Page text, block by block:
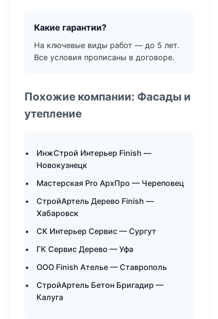
Какие гарантии?
На ключевые виды работ — до 5 лет.
Все условия прописаны в договоре.
Похожие компании: Фасады и
утепление
ИнжСтрой Интерьер Finish —
Новокузнецк
Мастерская Pro АрхПро — Череповец
СтройАртель Дерево Finish —
Хабаровск
СК Интерьер Сервис — Сургут
ГК Сервис Дерево — Уфа
ООО Finish Ателье — Ставрополь
СтройАртель Бетон Бригадир —
Калуга